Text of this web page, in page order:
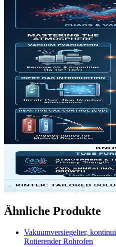
Ähnliche Produkte
Vakuumversiegelter,
Rotierender Rohrofen